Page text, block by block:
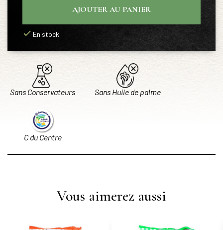
AJOUTER AU PANIER
En stock
Sans Conservateurs Sans Huile de palme
C du Centre
Vous aimerez aussi